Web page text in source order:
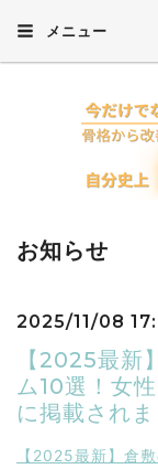
メニュー
お知らせ
2025/11/08
【2025最新
ム10選！女
に掲載されま
【2025最新】倉